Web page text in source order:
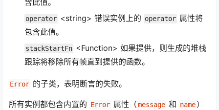
含此值。
operator <string> 错误实例上的 operator 属性将
包含此值。
stackStartFn <Function> 如果提供，则生成的堆栈
跟踪将移除所有帧直到提供的函数。
Error 的子类，表明断言的失败。
所有实例都包含内置的 Error 属性（message 和 name）